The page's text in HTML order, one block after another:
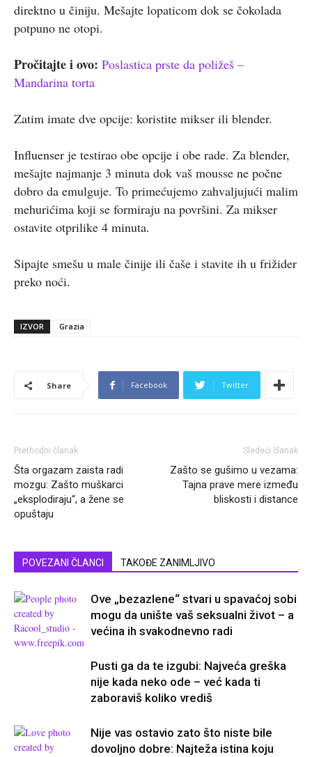
direktno u činiju. Mešajte lopaticom dok se čokolada
potpuno ne otopi.
Pročitajte i ovo: Poslastica prste da poližeš –
Mandarina torta
Zatim imate dve opcije: koristite mikser ili blender.
Influenser je testirao obe opcije i obe rade. Za blender,
mešajte najmanje 3 minuta dok vaš mousse ne počne
dobro da emulguje. To primećujemo zahvaljujući malim
mehurićima koji se formiraju na površini. Za mikser
ostavite otprilike 4 minuta.
Sipajte smešu u male činije ili čaše i stavite ih u frižider
preko noći.
IZVOR Grazia
Share Facebook Twitter
Prethodni članak
Šta orgazam zaista radi
mozgu: Zašto muškarci
„eksplodiraju“, a žene se
opuštaju
Sledeći članak
Zašto se gušimo u vezama:
Tajna prave mere između
bliskosti i distance
POVEZANI ČLANCI TAKOĐE ZANIMLJIVO
Ove „bezazlene“ stvari u spavaćoj sobi
mogu da unište vaš seksualni život – a
većina ih svakodnevno radi
Pusti ga da te izgubi: Najveća greška
nije kada neko ode – već kada ti
zaboraviš koliko vrediš
Nije vas ostavio zato što niste bile
dovoljno dobre: Najteža istina koju